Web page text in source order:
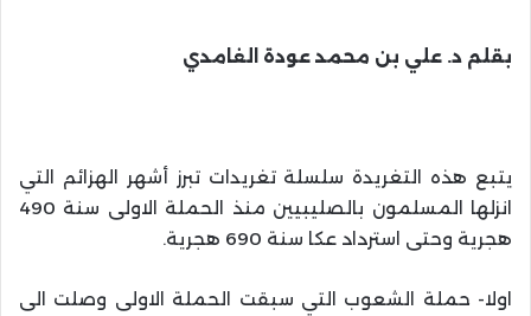
بقلم د. علي بن محمد عودة الغامدي
يتبع هذه التغريدة سلسلة تغريدات تبرز أشهر الهزائم التي
انزلها المسلمون بالصليبيين منذ الحملة الاولى سنة 490
هجرية وحتى استرداد عكا سنة 690 هجرية.
اولا- حملة الشعوب التي سبقت الحملة الاولى وصلت الى